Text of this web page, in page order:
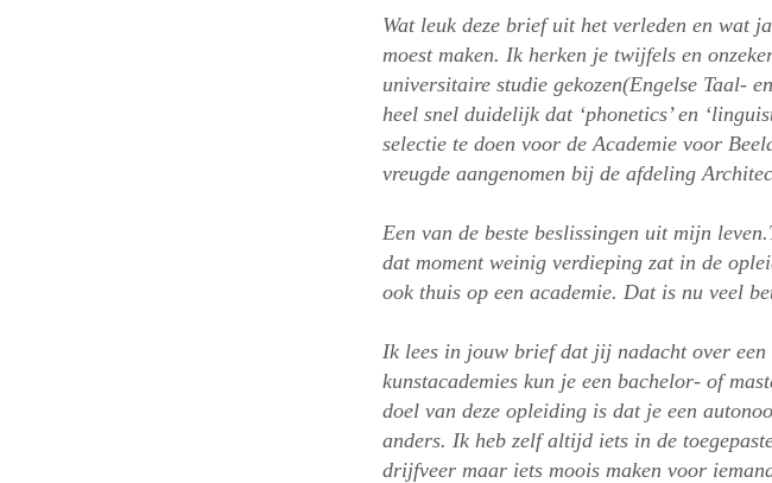
Wat leuk deze brief uit het verleden en wat
moest maken. Ik herken je twijfels en
universitaire studie gekozen(Engelse Taal-
heel snel duidelijk dat ‘phonetics’ en
selectie te doen voor de Academie voor
vreugde aangenomen bij de afdeling
Een van de beste beslissingen uit mijn leven.
dat moment weinig verdieping zat in de
ook thuis op een academie. Dat is nu veel
Ik lees in jouw brief dat jij nadacht over
kunstacademies kun je een bachelor- of
doel van deze opleiding is dat je een
anders. Ik heb zelf altijd iets in de
drijfveer maar iets moois maken voor